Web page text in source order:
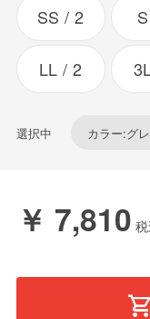
SS 2 S
LL 2
選択中 カラー:グ
￥ 7,810